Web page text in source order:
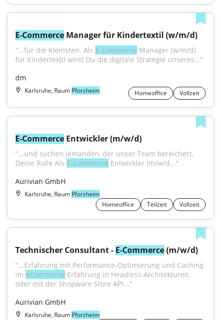
E-Commerce Manager für Kindertextil (w/m/d)
"...für die Kleinsten. Als E-Commerce Manager (w/m/d)
für Kindertextil wirst Du die digitale Strategie unseres..."
dm
Karlsruhe, Raum Pforzheim Homeoffice Vollzeit
E-Commerce Entwickler (m/w/d)
"...und suchen jemanden, der unser Team bereichert.
Deine Rolle Als E-Commerce Entwickler (m/w/d..."
Aurivian GmbH
Karlsruhe, Raum Pforzheim
Homeoffice
Teilzeit Vollzeit
Technischer Consultant - E-Commerce (m/w/d)
"...Erfahrung mit Performance-Optimierung und Caching
im eCommerce Erfahrung in Headless-Architekturen
oder mit der Shopware Store API..."
Aurivian GmbH
Karlsruhe, Raum Pforzheim